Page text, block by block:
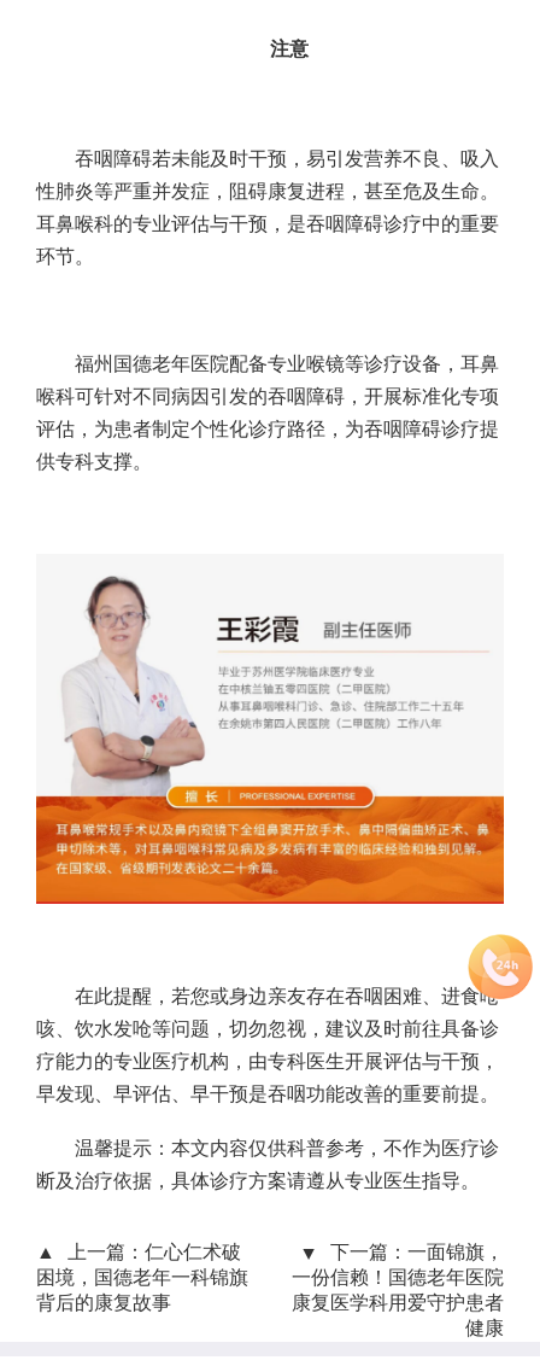
注意
吞咽障碍若未能及时干预，易引发营养不良、吸入
性肺炎等严重并发症，阻碍康复进程，甚至危及生命。
耳鼻喉科的专业评估与干预，是吞咽障碍诊疗中的重要
环节。
福州国德老年医院配备专业喉镜等诊疗设备，耳鼻
喉科可针对不同病因引发的吞咽障碍，开展标准化专项
评估，为患者制定个性化诊疗路径，为吞咽障碍诊疗提
供专科支撑。
在此提醒，若您或身边亲友存在吞咽困难、进食呛
咳、饮水发呛等问题，切勿忽视，建议及时前往具备诊
疗能力的专业医疗机构，由专科医生开展评估与干预，
早发现、早评估、早干预是吞咽功能改善的重要前提。
温馨提示：本文内容仅供科普参考，不作为医疗诊
断及治疗依据，具体诊疗方案请遵从专业医生指导。
上一篇： 仁心仁术破
困境，国德老年一科锦旗
背后的康复故事
下一篇：一面锦旗，
一份信赖！国德老年医院
康复医学科用爱守护患者
健康